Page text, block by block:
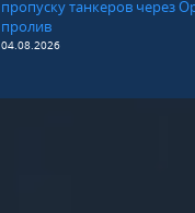
пропуску танкеров через
пролив
04.08.2026